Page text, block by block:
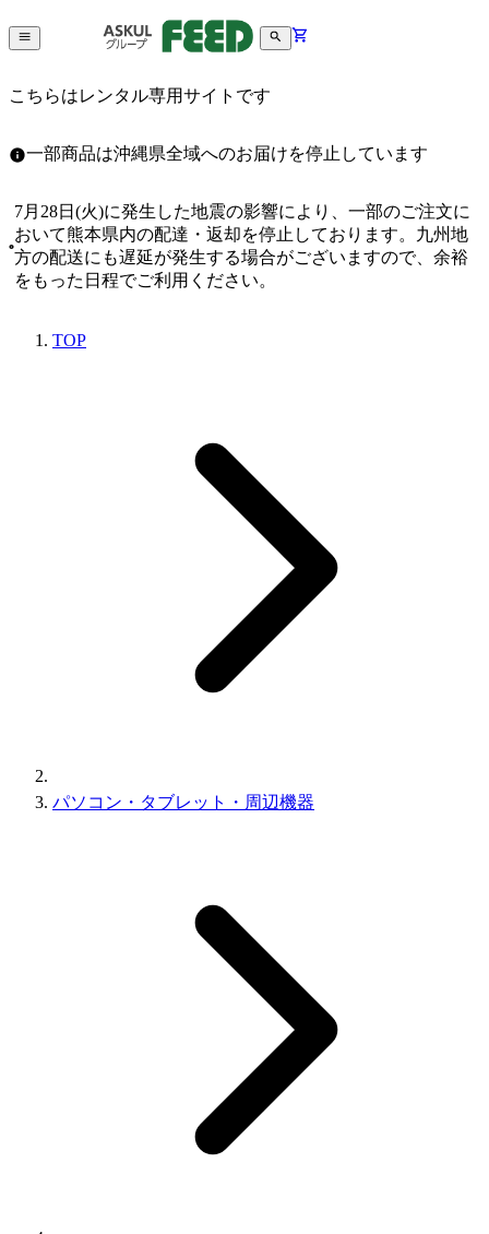
こちらはレンタル専用サイトです
一部商品は沖縄県全域へのお届けを停止しています
7月28日(火)に発生した地震の影響により、一部のご注文に
おいて熊本県内の配達・返却を停止しております。九州地
方の配送にも遅延が発生する場合がございますので、余裕
をもった日程でご利用ください。
TOP
パソコン・タブレット・周辺機器